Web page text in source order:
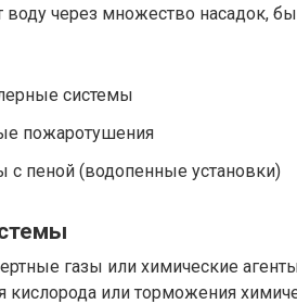
через множество насадок,
системы
пожаротушения
с пеной (водопенные установки)
газы или химические
кислорода или торможения